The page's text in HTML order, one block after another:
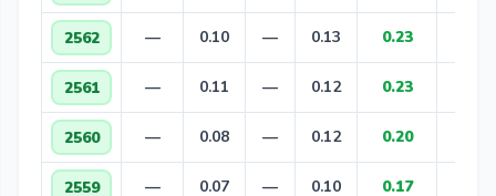
2562 — 0.10 — 0.13 0.23
2561 — 0.11 — 0.12 0.23
2560 — 0.08 — 0.12 0.20
2559 — 0.07 — 0.10 0.17